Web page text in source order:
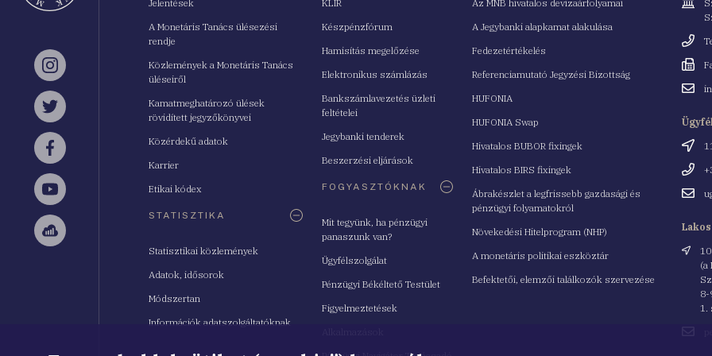
Instagram
Twitter
Facebook
YouTube
Sellsy
Jelentések
A Monetáris Tanács ülésezési
rendje
Közlemények a Monetáris Tanács
üléseiről
Kamatmeghatározó ülések
rövidített jegyzőkönyvei
Közérdekű adatok
Karrier
Etikai kódex
STATISZTIKA
Statisztikai közlemények
Adatok, idősorok
Módszertan
Információk adatszolgáltatóknak
KLIR
Készpénzfórum
Hamisítás megelőzése
Elektronikus számlázás
Bankszámlavezetés üzleti
feltételei
Jegybanki tenderek
Beszerzési eljárások
FOGYASZTÓKNAK
Mit tegyünk, ha pénzügyi
panaszunk van?
Ügyfélszolgálat
Pénzügyi Békéltető Testület
Figyelmeztetések
Az MNB hivatalos devizaárfolyamai
A Jegybanki alapkamat alakulása
Fedezetértékelés
Referenciamutató Jegyzési Bizottság
HUFONIA
HUFONIA Swap
Hivatalos BUBOR fixingek
Hivatalos BIRS fixingek
Ábrakészlet a legfrissebb gazdasági és
pénzügyi folyamatokról
Növekedési Hitelprogram (NHP)
A monetáris politikai eszköztár
Befektetői, elemzői találkozók szervezése
Fax
Email
Cím
Email
Cím
(a
8-
1.